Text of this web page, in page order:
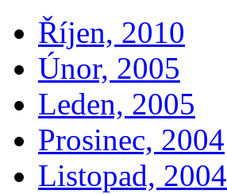
Říjen, 2010
Únor, 2005
Leden, 2005
Prosinec, 2004
Listopad, 2004